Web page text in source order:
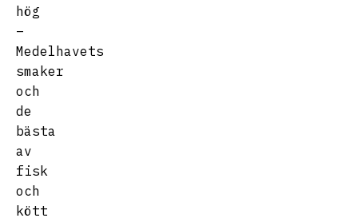
hög
–
Medelhavets
smaker
och
de
bästa
av
fisk
och
kött